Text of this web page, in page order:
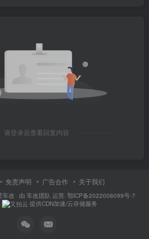
请登录后查看回复内容
免责声明 广告合作 关于我们
车改 · 由 车改团队 运营. 鄂ICP备2022008099号-7
提供CDN加速/云存储服务